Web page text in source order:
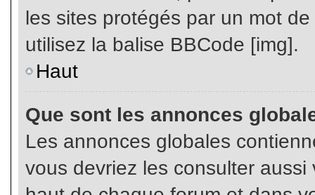
les sites protégés par un mot
utilisez la balise BBCode [img].
Haut
Que sont les annonces
Les annonces globales
vous devriez les consulter